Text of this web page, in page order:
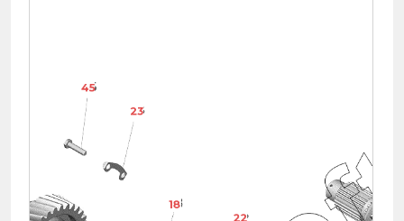
45
18
22
23